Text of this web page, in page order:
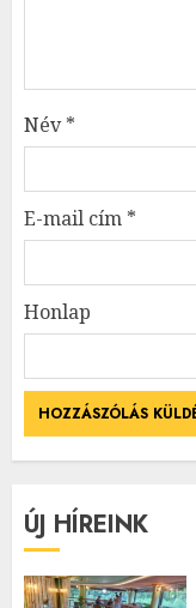
Név*
E-mail cím *
Honlap
ÚJ HÍREINK